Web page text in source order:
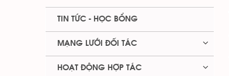
TIN TỨC - HỌC BỔNG
MẠNG LƯỚI ĐỐI TÁC
HOẠT ĐỘNG HỢP TÁC